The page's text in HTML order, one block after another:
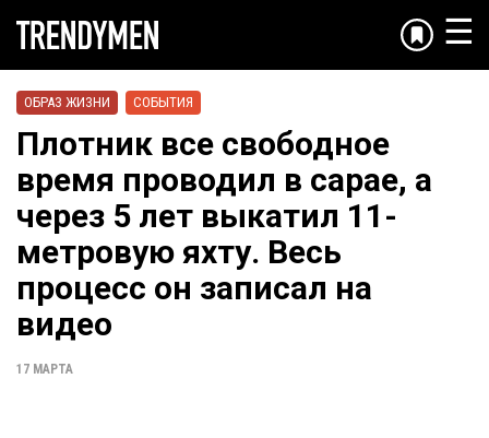
☰
ОБРАЗ ЖИЗНИ СОБЫТИЯ
Плотник все свободное
время проводил в сарае, а
через 5 лет выкатил 11-
метровую яхту. Весь
процесс он записал на
видео
17 МАРТА